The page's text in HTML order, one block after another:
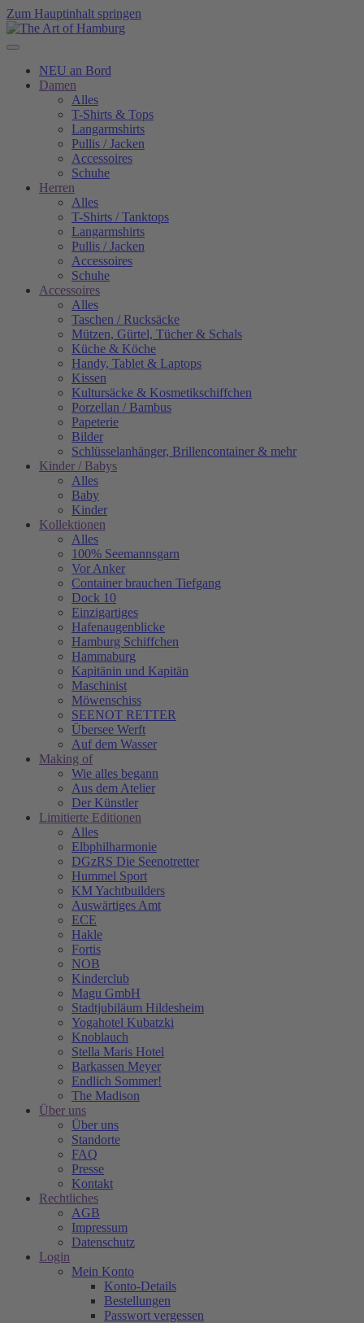
Zum Hauptinhalt springen
NEU an Bord
Damen
Alles
T-Shirts & Tops
Langarmshirts
Pullis / Jacken
Accessoires
Schuhe
Herren
Alles
T-Shirts / Tanktops
Langarmshirts
Pullis / Jacken
Accessoires
Schuhe
Accessoires
Alles
Taschen / Rucksäcke
Mützen, Gürtel, Tücher & Schals
Küche & Köche
Handy, Tablet & Laptops
Kissen
Kultursäcke & Kosmetikschiffchen
Porzellan / Bambus
Papeterie
Bilder
Schlüsselanhänger, Brillencontainer & mehr
Kinder / Babys
Alles
Baby
Kinder
Kollektionen
Alles
100% Seemannsgarn
Vor Anker
Container brauchen Tiefgang
Dock 10
Einzigartiges
Hafenaugen­blicke
Hamburg Schiffchen
Hammaburg
Kapitänin und Kapitän
Maschinist
Möwenschiss
SEENOT RETTER
Übersee Werft
Auf dem Wasser
Making of
Wie alles begann
Aus dem Atelier
Der Künstler
Limitierte Editionen
Alles
Elbphilharmonie
DGzRS Die Seenotretter
Hummel Sport
KM Yachtbuilders
Auswärtiges Amt
ECE
Hakle
Fortis
NOB
Kinderclub
Magu GmbH
Stadtjubiläum Hildesheim
Yogahotel Kubatzki
Knoblauch
Stella Maris Hotel
Barkassen Meyer
Endlich Sommer!
The Madison
Über uns
Über uns
Standorte
FAQ
Presse
Kontakt
Rechtliches
AGB
Impressum
Datenschutz
Login
Mein Konto
Konto-Details
Bestellungen
Passwort vergessen